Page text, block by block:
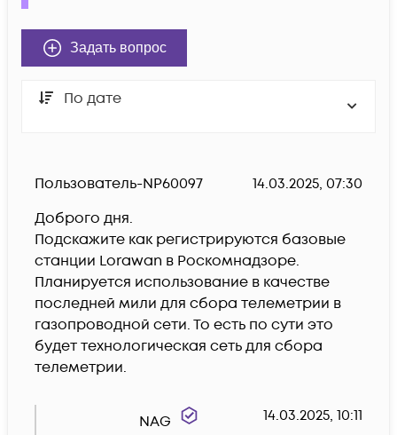
Задать вопрос
По дате
Пользователь-NP60097
14.03.2025, 07:30
Доброго дня.
Подскажите как регистрируются базовые
станции Lorawan в Роскомнадзоре.
Планируется использование в качестве
последней мили для сбора телеметрии в
газопроводной сети. То есть по сути это
будет технологическая сеть для сбора
телеметрии.
NAG 14.03.2025, 10:11